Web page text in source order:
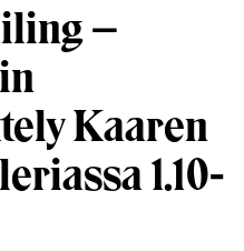
–
Kaaren
1.10-